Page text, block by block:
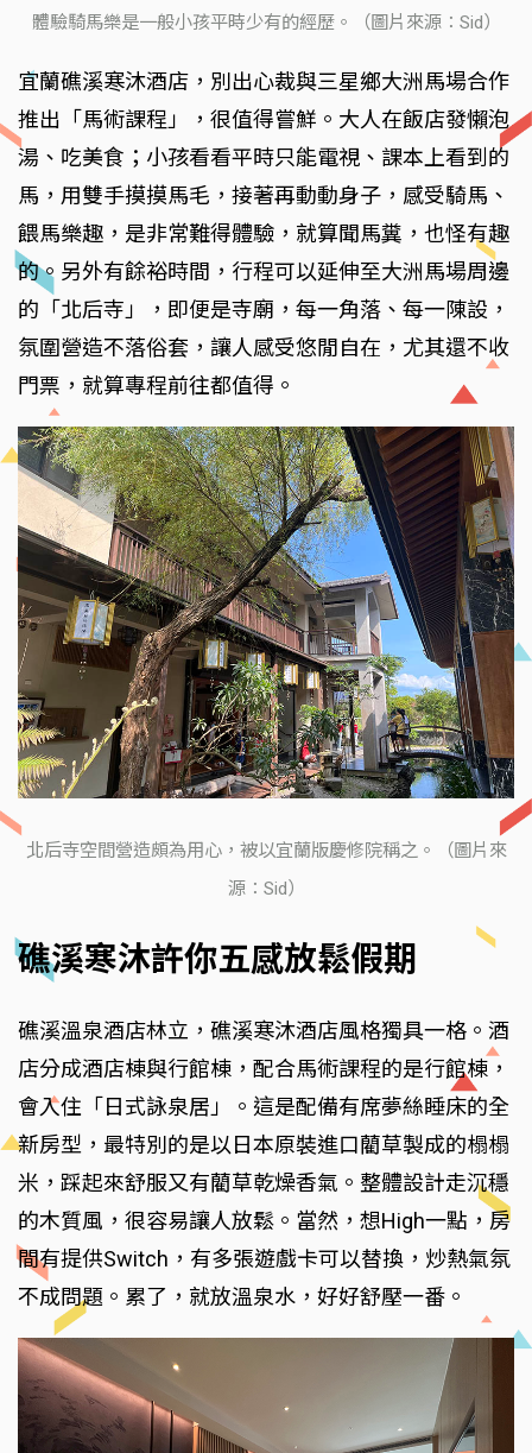
體驗騎馬樂是一般小孩平時少有的經歷。（圖片來源：Sid）
宜蘭礁溪寒沐酒店，別出心裁與三星鄉大洲馬場合作
推出「馬術課程」，很值得嘗鮮。大人在飯店發懶泡
湯、吃美食；小孩看看平時只能電視、課本上看到的
馬，用雙手摸摸馬毛，接著再動動身子，感受騎馬、
餵馬樂趣，是非常難得體驗，就算聞馬糞，也怪有趣
的。另外有餘裕時間，行程可以延伸至大洲馬場周邊
的「北后寺」，即便是寺廟，每一角落、每一陳設，
氛圍營造不落俗套，讓人感受悠閒自在，尤其還不收
門票，就算專程前往都值得。
北后寺空間營造頗為用心，被以宜蘭版慶修院稱之。（圖片來
源：Sid）
礁溪寒沐許你五感放鬆假期
礁溪溫泉酒店林立，礁溪寒沐酒店風格獨具一格。酒
店分成酒店棟與行館棟，配合馬術課程的是行館棟，
會入住「日式詠泉居」。這是配備有席夢絲睡床的全
新房型，最特別的是以日本原裝進口藺草製成的榻榻
米，踩起來舒服又有藺草乾燥香氣。整體設計走沉穩
的木質風，很容易讓人放鬆。當然，想High一點，房
間有提供Switch，有多張遊戲卡可以替換，炒熱氣氛
不成問題。累了，就放溫泉水，好好舒壓一番。